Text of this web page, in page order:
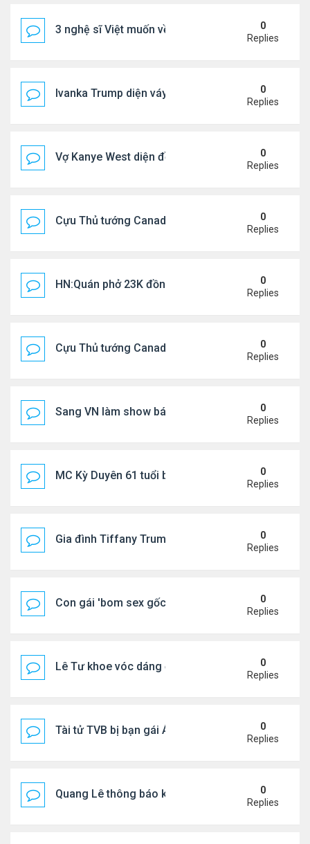
3 nghệ sĩ Việt muốn về VN nhưng số phận an bài
0
Replies
Ivanka Trump diện váy hở eo táo bạo, khoe vòng
0
Replies
Vợ Kanye West diện đồ xẻ bạo, dự tiệc ở đảo Ibiza
0
Replies
Cựu Thủ tướng Canada đắm đuối khóa môi Katy
0
Replies
HN:Quán phở 23K đồng một bát, 7 năm không
0
Replies
Cựu Thủ tướng Canada thoa kem chống nắng
0
Replies
Sang VN làm show bán vé giá "trên trời"
0
Replies
MC Kỳ Duyên 61 tuổi bị soi nhan sắc khi 0
Replies
Gia đình Tiffany Trump đi nghỉ ở Spain
0
Replies
Con gái 'bom sex gốc Việt' đón tuổi 18
0
Replies
Lê Tư khoe vóc dáng ở châu Âu
0
Replies
Tài tử TVB bị bạn gái Á hậu phản bội giờ ra sao?
0
Replies
Quang Lê thông báo khẩn cấp
0
Replies